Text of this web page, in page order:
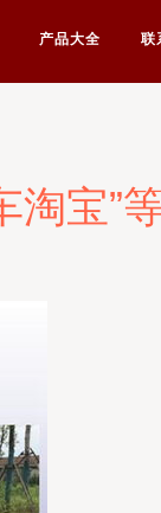
产品大全 联
淘宝”